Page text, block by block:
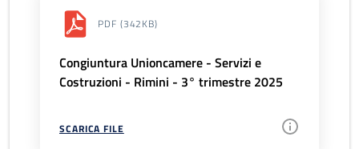
PDF (342KB)
Congiuntura Unioncamere - Servizi e
Costruzioni - Rimini - 3° trimestre 2025
SCARICA FILE